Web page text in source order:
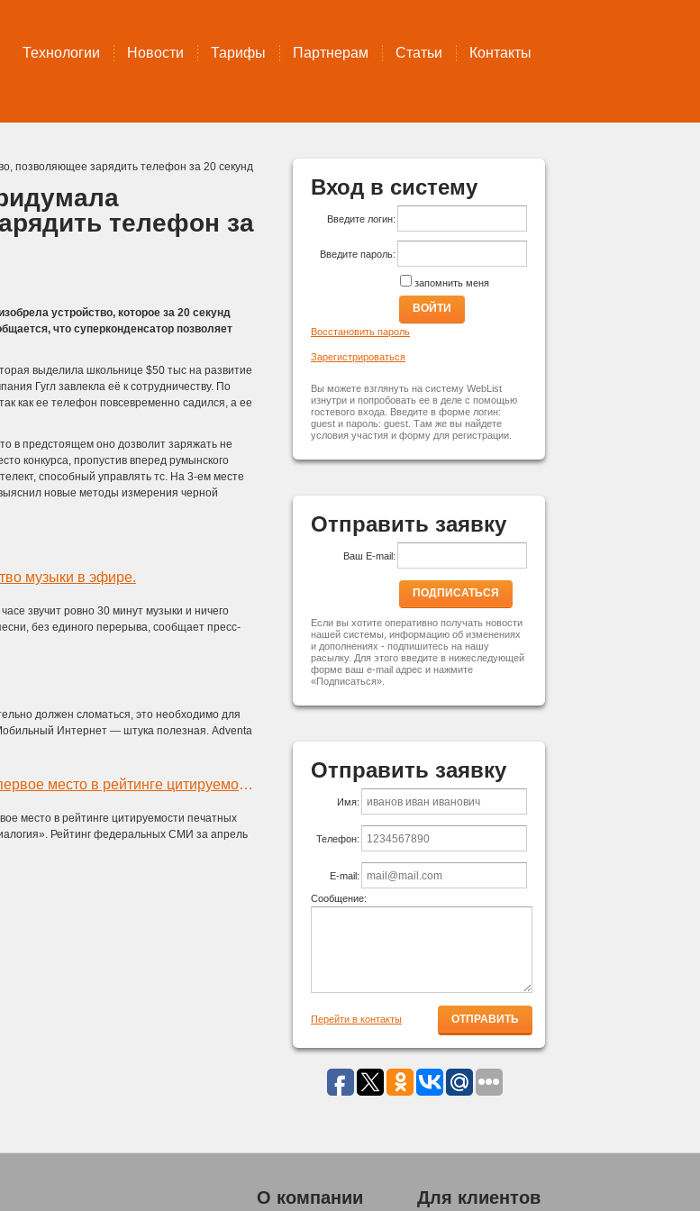
Технологии Новости Тарифы Партнерам Статьи Контакты
позволяющее зарядить телефон за 20 секунд
телефон за
устройство, которое за 20 секунд
что суперконденсатор позволяет
выделила школьнице $50 тыс на развитие
Гугл завлекла её к сотрудничеству. По
как ее телефон повсевременно садился, а ее
в предстоящем оно дозволит заряжать не
конкурса, пропустив вперед румынского
способный управлять тс. На 3-ем месте
новые методы измерения черной
музыки в эфире.
звучит ровно 30 минут музыки и ничего
без единого перерыва, сообщает пресс-
должен сломаться, это необходимо для
Интернет — штука полезная. Adventa
«Известия» впервые вышли на первое место в рейтинге цитируемости СМИ
место в рейтинге цитируемости печатных
Рейтинг федеральных СМИ за апрель
Вход в систему
Введите логин:
Введите пароль:
запомнить меня
ВОЙТИ
Восстановить пароль
Зарегистрироваться
Вы можете взглянуть на систему WebList
изнутри и попробовать ее в деле с помощью
гостевого входа. Введите в форме логин:
guest и пароль: guest. Там же вы найдете
условия участия и форму для регистрации.
Отправить заявку
Ваш E-mail:
ПОДПИСАТЬСЯ
Если вы хотите оперативно получать новости
нашей системы, информацию об изменениях
и дополнениях - подпишитесь на нашу
расылку. Для этого введите в нижеследующей
форме ваш e-mail адрес и нажмите
«Подписаться».
Отправить заявку
Имя:
Телефон:
E-mail:
Сообщение:
Перейти в контакты
О компании Для клиентов